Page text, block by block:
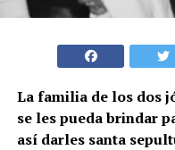
La familia de los dos
se les pueda brindar
así darles santa